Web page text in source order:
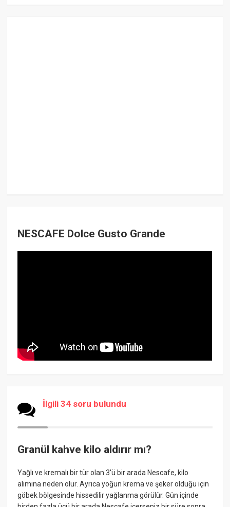
NESCAFE Dolce Gusto Grande
İlgili 34 soru bulundu
Granül kahve kilo aldırır mı?
Yağlı ve kremalı bir tür olan 3'ü bir arada Nescafe, kilo
alımına neden olur. Ayrıca yoğun krema ve şeker olduğu için
göbek bölgesinde hissedilir yağlanma görülür. Gün içinde